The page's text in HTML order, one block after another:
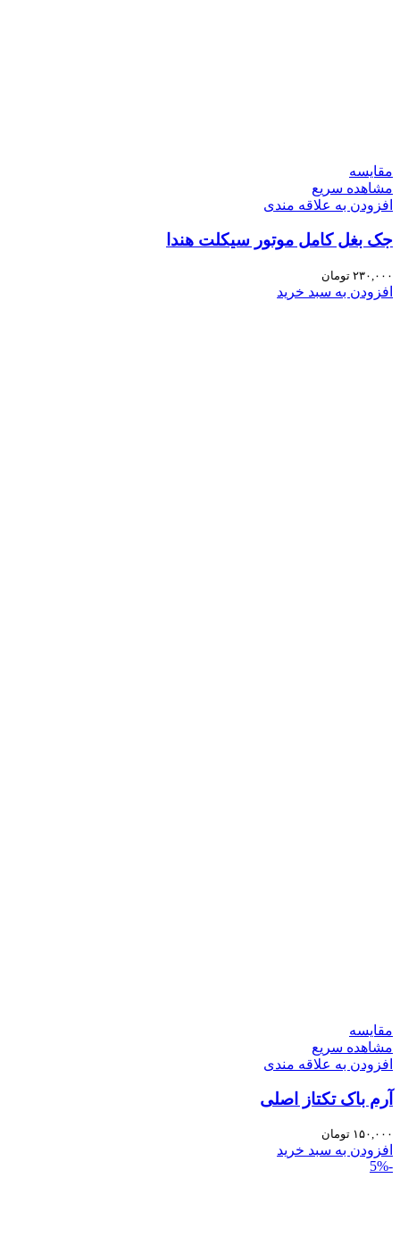
مقایسه
مشاهده سریع
افزودن به علاقه مندی
جک بغل کامل موتور سیکلت هندا
۲۳۰,۰۰۰ تومان
افزودن به سبد خرید
مقایسه
مشاهده سریع
افزودن به علاقه مندی
آرم باک تکتاز اصلی
۱۵۰,۰۰۰ تومان
افزودن به سبد خرید
-5%